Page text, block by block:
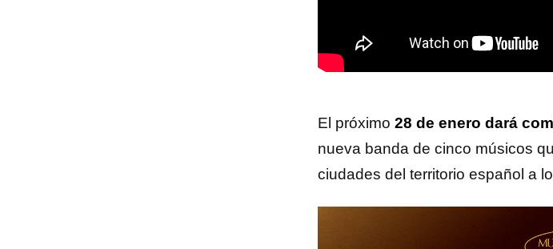
El próximo 28 de enero dará
nueva banda de cinco músicos
ciudades del territorio español a